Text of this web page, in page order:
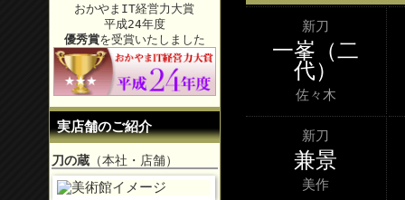
おかやまIT経営力大賞
平成24年度
優秀賞を受賞いたしました
実店舗のご紹介
刀の蔵（本社・店舗）
新刀
一峯（二
代）
佐々木
新刀
兼景
美作